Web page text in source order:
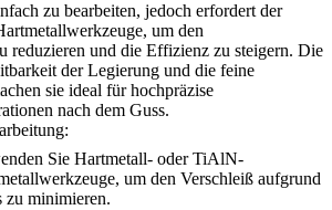
zu bearbeiten, jedoch erfordert der
um den
reduzieren und die Effizienz zu steigern. Die
der Legierung und die feine
sie ideal für hochpräzise
nach dem Guss.
Sie Hartmetall- oder TiAlN-
um den Verschleiß aufgrund
zu minimieren.